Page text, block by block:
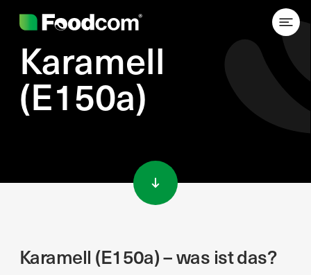
Karamell
(E150a)
Karamell (E150a) – was ist das?